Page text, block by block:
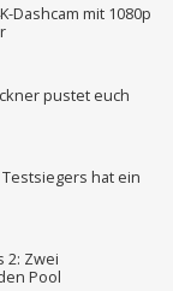
Dashcam mit 1080p
pustet euch
hat ein
2: Zwei
Pool